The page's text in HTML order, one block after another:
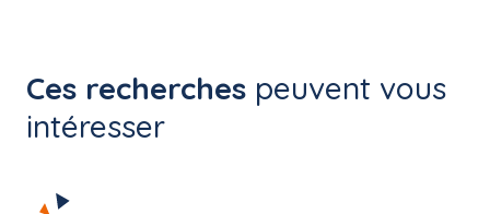
Ces recherches peuvent vous
intéresser